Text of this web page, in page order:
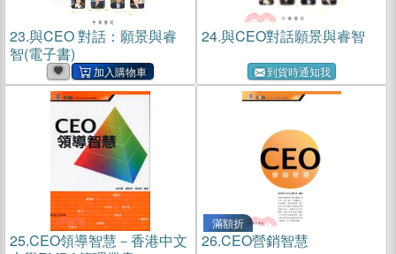
23.與CEO 對話：願景與睿
智(電子書)
24.與CEO對話願景與睿智
到貨時通知我
25.CEO領導智慧－香港中文
滿額折
26.CEO營銷智慧